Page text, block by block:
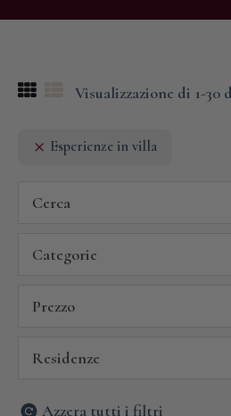
Visualizzazione di 1-30
Esperienze in villa
Cerca
Categorie
Prezzo
Residenze
Azzera tutti i filtri